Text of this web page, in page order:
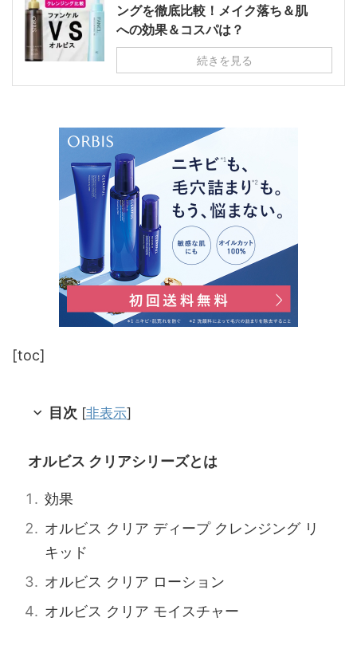
ングを徹底比較！メイク落ち＆肌
への効果＆コスパは？
続きを見る
[toc]
目次 [非表示]
オルビス クリアシリーズとは
効果
オルビス クリア ディープ クレンジング リ
キッド
オルビス クリア ローション
オルビス クリア モイスチャー